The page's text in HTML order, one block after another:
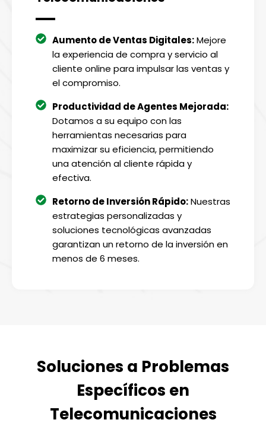
Aumento de Ventas Digitales:Mejore
la experiencia de compra y servicio al
cliente online para impulsar las ventas y
el compromiso.
Productividad de Agentes Mejorada:
Dotamos a su equipo con las
herramientas necesarias para
maximizar su eficiencia, permitiendo
una atención al cliente rápida y
efectiva.
Retorno de Inversión Rápido:Nuestras
estrategias personalizadas y
soluciones tecnológicas avanzadas
garantizan un retorno de la inversión en
menos de 6 meses.
Soluciones a Problemas
Específicos en
Telecomunicaciones